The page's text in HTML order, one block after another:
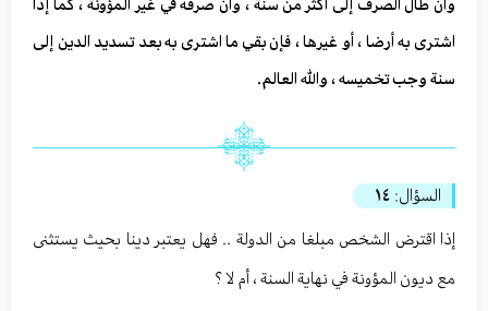
وان طال الصرف إلى أكثر من سنة ، وان صرفه في غير المؤونة ، كما إذا
اشترى به أرضا ، أو غيرها ، فإن بقي ما اشترى به بعد تسديد الدين إلى
سنة وجب تخميسه ، والله العالم.
السؤال: ١٤
إذا اقترض الشخص مبلغا من الدولة .. فهل يعتبر دينا بحيث يستثنى
مع ديون المؤونة في نهاية السنة ، أم لا ؟